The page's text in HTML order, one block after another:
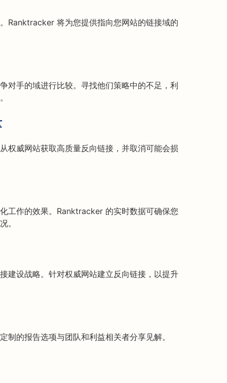
Ranktracker 将为您提供指向您网站的链接域的
对手的域进行比较。寻找他们策略中的不足，利
权威网站获取高质量反向链接，并取消可能会损
工作的效果。Ranktracker 的实时数据可确保您
。
建设战略。针对权威网站建立反向链接，以提升
制的报告选项与团队和利益相关者分享见解。